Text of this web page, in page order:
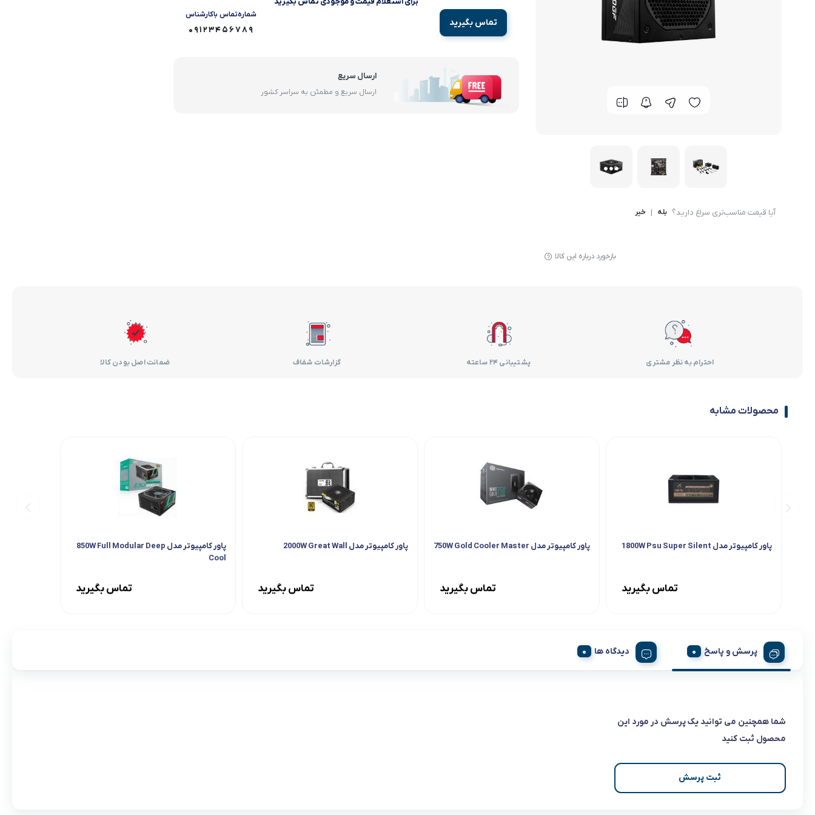
گوشی موتورولا
گوشی نوکیا
گوشی اچ تی سی
گوشی کاترپیلار
آرام پز
توستر
گوشتکوب برقی
همزن
هود
آیا قیمت مناسب‌تری سراغ دارید؟ بله | خیر
بازخورد درباره این کالا
تماس بگیرید
شماره‌تماس‌ با‌کارشناس
09123456789
ارسال سریع
ارسال سریع و مطمئن به سراسر کشور
احترام به نظر مشتری پشتیبانی 24 ساعته گزارشات شفاف ضمانت اصل بودن کالا
محصولات مشابه
پاور کامپیوتر مدل 1800W Psu Super Silent
تماس بگیرید
پاور کامپیوتر مدل 750W Gold Cooler Master
تماس بگیرید
پاور کامپیوتر مدل 2000W Great Wall
تماس بگیرید
پاور کامپیوتر مدل 850W Full Modular Deep
Cool
تماس بگیرید
پرسش و پاسخ دیدگاه ها
شما همچنین می توانید یک پرسش در مورد این
محصول ثبت کنید
ثبت پرسش